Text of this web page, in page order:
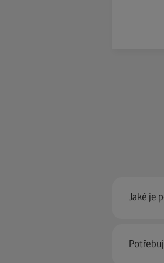
Jaké je
Pevný